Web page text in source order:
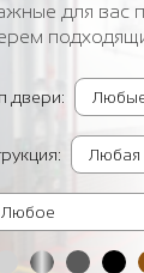
для вас
двери: